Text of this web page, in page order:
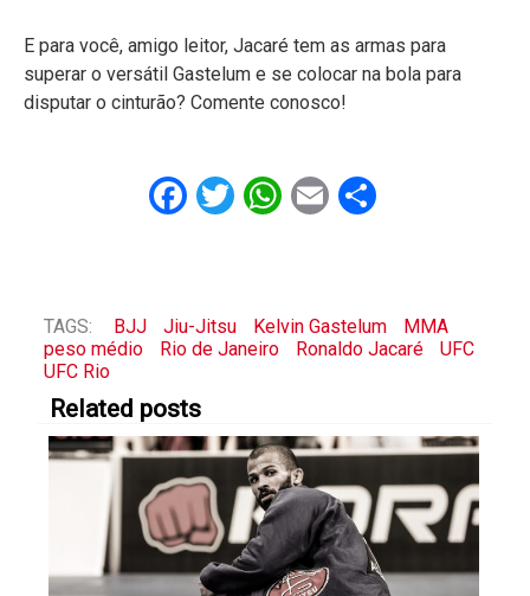
E para você, amigo leitor, Jacaré tem as armas para
superar o versátil Gastelum e se colocar na bola para
disputar o cinturão? Comente conosco!
Facebook
Twitter
WhatsApp
EmailShare
TAGS: BJJ Jiu-Jitsu Kelvin Gastelum
MMA
peso médio
Rio de Janeiro Ronaldo Jacaré
UFC
UFC Rio
Related posts